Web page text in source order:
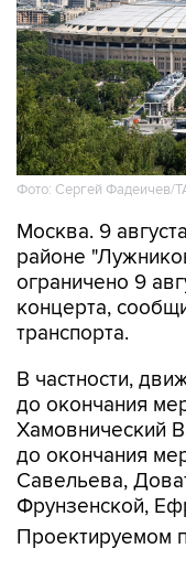
Фото: Сергей Фадеичев/
Москва. 9
районе
ограничено 9
концерта,
транспорта.
В частности,
до окончания
Хамовнический
до окончания
Савельева,
Фрунзенской,
Проектируемом